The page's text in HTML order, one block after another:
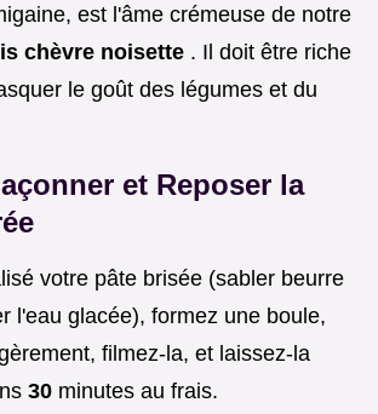
est l'âme crémeuse de notre
chèvre noisette . Il doit être riche
le goût des légumes et du
et Reposer la
votre pâte brisée (sabler beurre
l'eau glacée), formez une boule,
filmez-la, et laissez-la
30 minutes au frais.